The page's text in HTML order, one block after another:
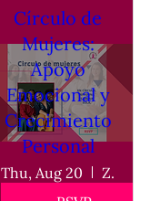
Círculo de
Mujeres:
Apoyo
Emocional y
Crecimiento
Personal
Thu, Aug 20
Zoom